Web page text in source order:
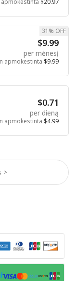
>
$20.97
$9.99
per mėnesį
apmokestinta $9.99
31% OFF
$0.71
per dieną
apmokestinta $4.99